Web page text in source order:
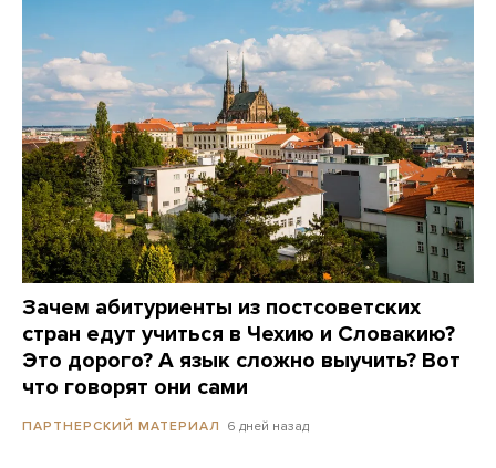
Зачем абитуриенты из постсоветских
стран едут учиться в Чехию и Словакию?
Это дорого? А язык сложно выучить? Вот
что говорят они сами
ПАРТНЕРСКИЙ МАТЕРИАЛ 6 дней назад